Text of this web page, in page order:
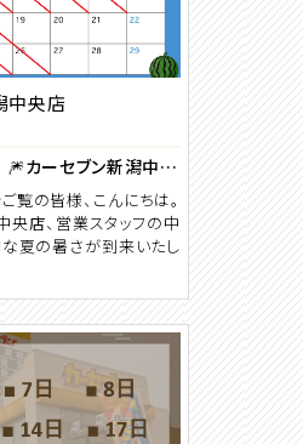
中央店
🎆カーセブン新潟中央店 ８月カレンダー🍉
覧の皆様、こんにちは。
央店、営業スタッフの中
夏の暑さが到来いたし